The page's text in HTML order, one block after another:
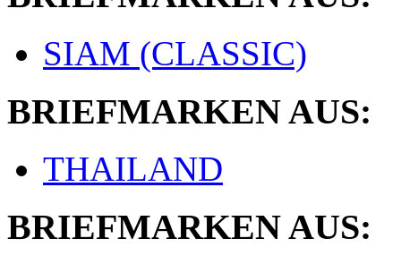
SIAM (CLASSIC)
BRIEFMARKEN AUS:
THAILAND
BRIEFMARKEN AUS: